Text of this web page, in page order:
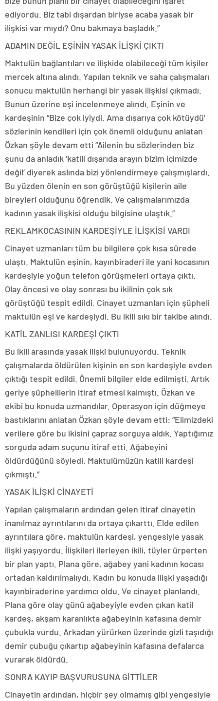
ediyordu. Biz tabi dışardan biriyse acaba yasak bir
ilişkisi var mıydı? Onu bakmaya başladık.”
ADAMIN DEĞİL EŞİNİN YASAK İLİŞKİ ÇIKTI
Maktulün bağlantıları ve ilişkide olabileceği tüm kişiler
mercek altına alındı. Yapılan teknik ve saha çalışmaları
sonucu maktulün herhangi bir yasak ilişkisi çıkmadı.
Bunun üzerine eşi incelenmeye alındı. Eşinin ve
kardeşinin “Bize çok iyiydi. Ama dışarıya çok kötüydü’
sözlerinin kendileri için çok önemli olduğunu anlatan
Özkan şöyle devam etti “Ailenin bu sözlerinden biz
şunu da anladık ‘katili dışarıda arayın bizim içimizde
değil’ diyerek aslında bizi yönlendirmeye çalışmışlardı.
Bu yüzden ölenin en son görüştüğü kişilerin aile
bireyleri olduğunu öğrendik. Ve çalışmalarımızda
kadının yasak ilişkisi olduğu bilgisine ulaştık.”
REKLAMKOCASININ KARDEŞİYLE İLİŞKİSİ VARDI
Cinayet uzmanları tüm bu bilgilere çok kısa sürede
ulaştı. Maktulün eşinin, kayınbiraderi ile yani kocasının
kardeşiyle yoğun telefon görüşmeleri ortaya çıktı.
Olay öncesi ve olay sonrası bu ikilinin çok sık
görüştüğü tespit edildi. Cinayet uzmanları için şüpheli
maktulün eşi ve kardeşiydi. Bu ikili sıkı bir takibe alındı.
KATİL ZANLISI KARDEŞİ ÇIKTI
Bu ikili arasında yasak ilişki bulunuyordu. Teknik
çalışmalarda öldürülen kişinin en son kardeşiyle evden
çıktığı tespit edildi. Önemli bilgiler elde edilmişti. Artık
geriye şüphelilerin itiraf etmesi kalmıştı. Özkan ve
ekibi bu konuda uzmandılar. Operasyon için düğmeye
bastıklarını anlatan Özkan şöyle devam etti: “Elimizdeki
verilere göre bu ikisini çapraz sorguya aldık. Yaptığımız
sorguda adam suçunu itiraf etti. Ağabeyini
öldürdüğünü söyledi. Maktulümüzün katili kardeşi
çıkmıştı.”
YASAK İLİŞKİ CİNAYETİ
Yapılan çalışmaların ardından gelen itiraf cinayetin
inanılmaz ayrıntılarını da ortaya çıkarttı. Elde edilen
ayrıntılara göre, maktulün kardeşi, yengesiyle yasak
ilişki yaşıyordu. İlişkileri ilerleyen ikili, tüyler ürperten
bir plan yaptı. Plana göre, ağabey yani kadının kocası
ortadan kaldırılmalıydı. Kadın bu konuda ilişki yaşadığı
kayınbiraderine yardımcı oldu. Ve cinayet planlandı.
Plana göre olay günü ağabeyiyle evden çıkan katil
kardeş, akşam karanlıkta ağabeyinin kafasına demir
çubukla vurdu. Arkadan yürürken üzerinde gizli taşıdığı
demir çubuğu çıkartıp ağabeyinin kafasına defalarca
vurarak öldürdü.
SONRA KAYIP BAŞVURUSUNA GİTTİLER
Cinayetin ardından, hiçbir şey olmamış gibi yengesiyle